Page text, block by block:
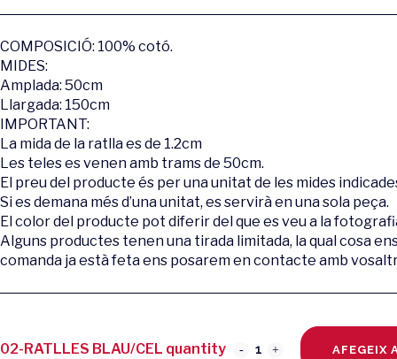
COMPOSICIÓ: 100% cotó.
MIDES:
Amplada: 50cm
Llargada: 150cm
IMPORTANT:
La mida de la ratlla es de 1.2cm
Les teles es venen amb trams de 50cm.
El preu del producte és per una unitat de les mides
Si es demana més d’una unitat, es servirà en una sola peça.
El color del producte pot diferir del que es veu a la
Alguns productes tenen una tirada limitada, la qual cosa
comanda ja està feta ens posarem en contacte amb
02-RATLLES BLAU/CEL quantity AFEGEIX